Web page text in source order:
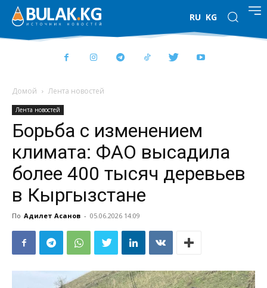
RU KG
Домой Лента новостей
Лента новостей
Борьба с изменением
климата: ФАО высадила
более 400 тысяч деревьев
в Кыргызстане
По Адилет Асанов - 05.06.2026 14:09